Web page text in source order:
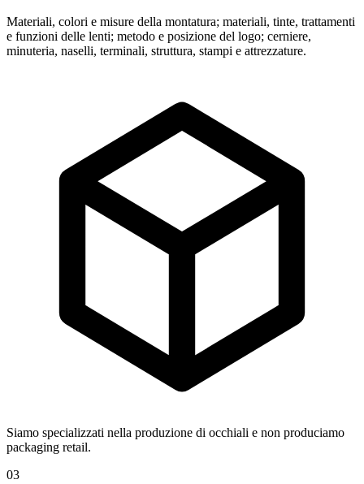
Materiali, colori e misure della montatura; materiali, tinte, trattamenti
e funzioni delle lenti; metodo e posizione del logo; cerniere,
minuteria, naselli, terminali, struttura, stampi e attrezzature.
Siamo specializzati nella produzione di occhiali e non produciamo
packaging retail.
03